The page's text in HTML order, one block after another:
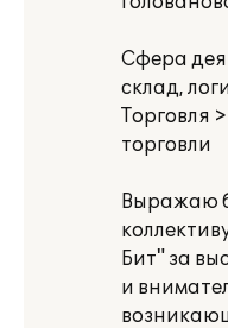
Сфера
склад,
Торговля
торговли
Выражаю
Бит" за
и